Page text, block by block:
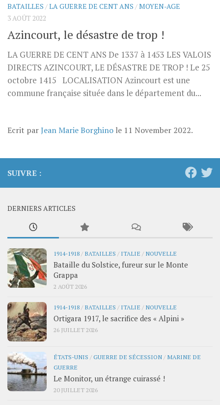
BATAILLES /LA GUERRE DE CENT ANS /MOYEN-AGE
3 AOÛT 2022
Azincourt, le désastre de trop !
LA GUERRE DE CENT ANS De 1337 à 1453 LES VALOIS
DIRECTS AZINCOURT, LE DÉSASTRE DE TROP ! Le 25
octobre 1415 LOCALISATION Azincourt est une
commune française située dans le département du...
Ecrit parJean Marie Borghino le 11 November 2022.
SUIVRE :
DERNIERS ARTICLES
1914-1918 / BATAILLES / ITALIE / NOUVELLE
Bataille du Solstice, fureur sur le Monte
Grappa
2 AOÛT 2026
1914-1918 / BATAILLES / ITALIE / NOUVELLE
Ortigara 1917, le sacrifice des « Alpini »
26 JUILLET 2026
ÉTATS-UNIS /GUERRE DE SÉCESSION / MARINE DE
GUERRE
Le Monitor, un étrange cuirassé !
20 JUILLET 2026